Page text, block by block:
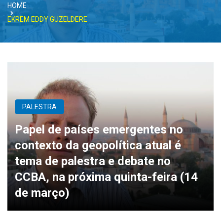
HOME
EKREM EDDY GUZELDERE
PALESTRA
Papel de países emergentes no
contexto da geopolítica atual é
tema de palestra e debate no
CCBA, na próxima quinta-feira (14
de março)